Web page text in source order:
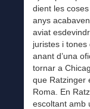
dient les
anys
aviat
juristes i
anant d’una
tornar a
que Ratzinger
Roma. En
escoltant amb